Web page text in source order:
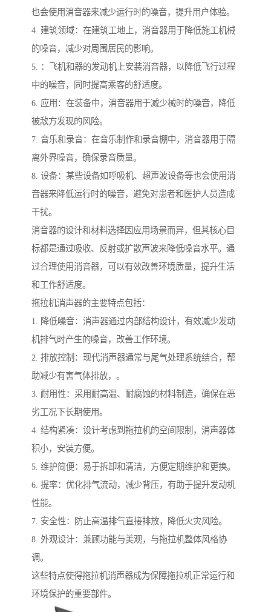
也会使用消音器来减少运行时的噪音，提升用户体验。
4. 建筑领域：在建筑工地上，消音器用于降低施工机械
的噪音，减少对周围居民的影响。
5. ：飞机和器的发动机上安装消音器，以降低飞行过程
中的噪音，同时提高乘客的舒适度。
6. 应用：在装备中，消音器用于减少械时的噪音，降低
被敌方发现的风险。
7. 音乐和录音：在音乐制作和录音棚中，消音器用于隔
离外界噪音，确保录音质量。
8. 设备：某些设备如呼吸机、超声波设备等也会使用消
音器来降低运行时的噪音，避免对患者和医护人员造成
干扰。
消音器的设计和材料选择因应用场景而异，但其核心目
标都是通过吸收、反射或扩散声波来降低噪音水平。通
过合理使用消音器，可以有效改善环境质量，提升生活
和工作舒适度。
拖拉机消声器的主要特点包括：
1. 降低噪音：消声器通过内部结构设计，有效减少发动
机排气时产生的噪音，改善工作环境。
2. 排放控制：现代消声器通常与尾气处理系统结合，帮
助减少有害气体排放，。
3. 耐用性：采用耐高温、耐腐蚀的材料制造，确保在恶
劣工况下长期使用。
4. 结构紧凑：设计考虑到拖拉机的空间限制，消声器体
积小，安装方便。
5. 维护简便：易于拆卸和清洁，方便定期维护和更换。
6. 提率：优化排气流动，减少背压，有助于提升发动机
性能。
7. 安全性：防止高温排气直接排放，降低火灾风险。
8. 外观设计：兼顾功能与美观，与拖拉机整体风格协
调。
这些特点使得拖拉机消声器成为保障拖拉机正常运行和
环境保护的重要部件。